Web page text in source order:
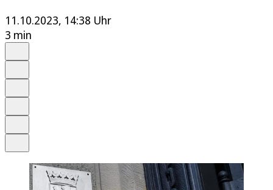
11.10.2023, 14:38 Uhr
3 min